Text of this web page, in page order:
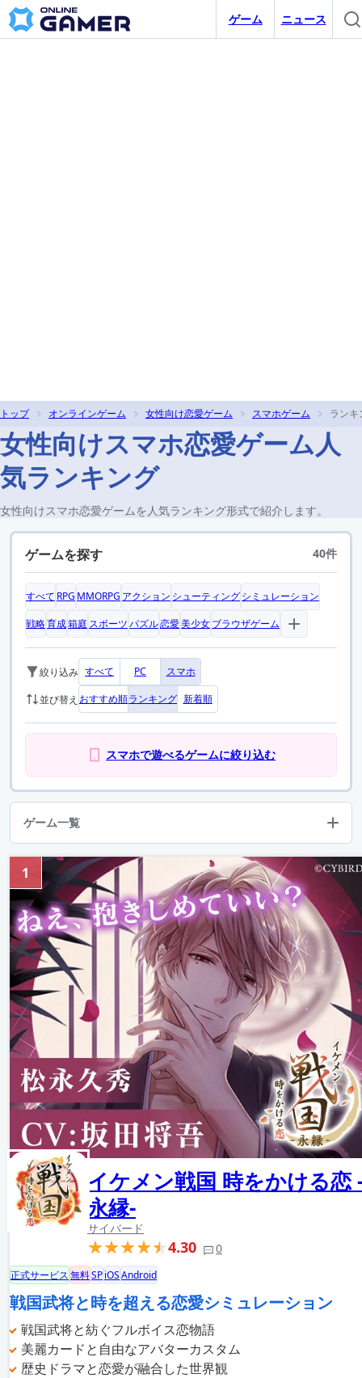
ゲーム ニュース
トップ オンラインゲーム 女性向け恋愛ゲーム スマホゲーム ランキ
女性向けスマホ恋愛ゲーム人
気ランキング
女性向けスマホ恋愛ゲームを人気ランキング形式で紹介します。
ゲームを探す 40件
すべて RPG MMORPG アクション シューティングシミュレーション
戦略育成箱庭 スポーツパズル恋愛美少女ブラウザゲーム
絞り込み すべて PC スマホ
並び替え おすすめ順ランキング 新着順
スマホで遊べるゲームに絞り込む
ゲーム一覧
イケメン戦国 時をかける恋
永縁-
サイバード
4.30 0
1
正式サービス無料SPiOSAndroid
戦国武将と時を超える恋愛シミュレーション
戦国武将と紡ぐフルボイス恋物語
美麗カードと自由なアバターカスタム
歴史ドラマと恋愛が融合した世界観